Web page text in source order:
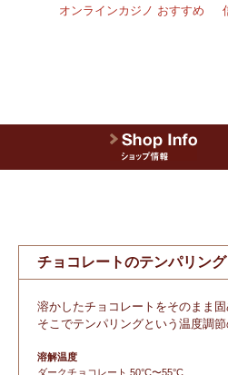
オンラインカジノ おすすめ
チョコレートのテンパリング
溶かしたチョコレートをそのまま
そこでテンパリングという温度調節
溶解温度
ダークチョコレート 50°C〜55°C